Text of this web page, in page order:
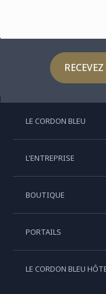
LE CORDON BLEU
L'ENTREPRISE
BOUTIQUE
PORTAILS
LE CORDON BLEU